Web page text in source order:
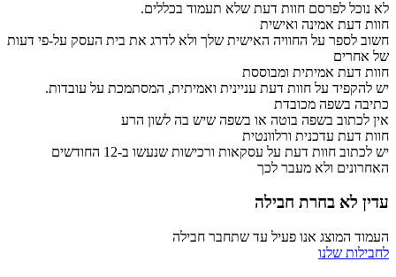
לא נוכל לפרסם חוות דעת שלא תעמוד בכללים.
חוות דעת אמינה ואישית
חשוב לספר על החוויה האישית שלך ולא לדרג את בית העסק על-פי דעות
של אחרים
חוות דעת אמיתית ומבוססת
יש להקפיד על חוות דעת עניינית ואמיתית, המסתמכת על עובדות.
כתיבה בשפה מכובדת
אין לכתוב בשפה בוטה או בשפה שיש בה לשון הרע
חוות דעת עדכנית ורלוונטית
יש לכתוב חוות דעת על עסקאות ורכישות שנעשו ב-12 החודשים
האחרונים ולא מעבר לכך
עדין לא בחרת חבילה
העמוד המוצג אנו פעיל עד שתחבר חבילה
לחבילות שלנו